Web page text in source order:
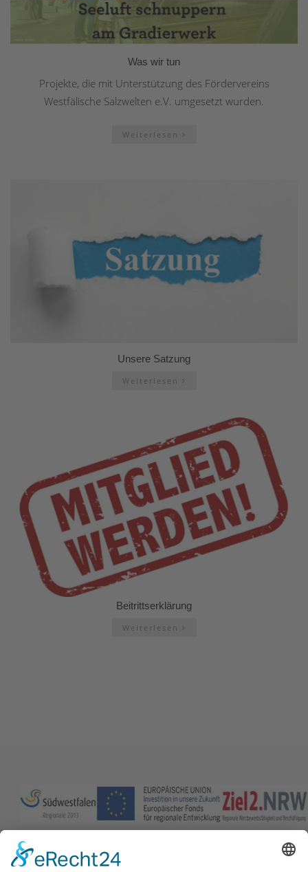
Was wir tun
Projekte, die mit Unterstützung des Fördervereins
Westfälische Salzwelten e.V. umgesetzt wurden.
Weiterlesen
Unsere Satzung
Weiterlesen
Beitrittserklärung
Weiterlesen